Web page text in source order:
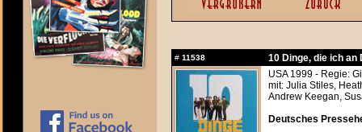
# 11538
10 Dinge, die ich an
USA 1999 - Regie:
mit: Julia Stiles,
Andrew Keegan,
Deutsches